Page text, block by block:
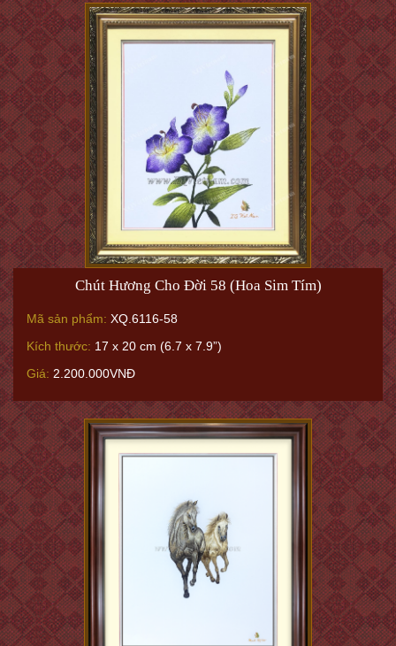
Chút Hương Cho Đời 58 (Hoa Sim Tím)
Mã sản phẩm: XQ.6116-58
Kích thước: 17 x 20 cm (6.7 x 7.9”)
Giá: 2.200.000VNĐ